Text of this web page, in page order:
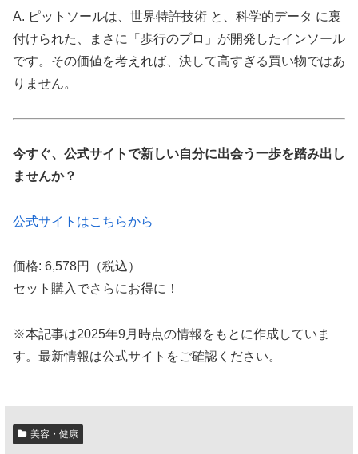
A. ピットソールは、世界特許技術 と、科学的データ に裏
付けられた、まさに「歩行のプロ」が開発したインソール
です。その価値を考えれば、決して高すぎる買い物ではあ
りません。
今すぐ、公式サイトで新しい自分に出会う一歩を踏み出し
ませんか？
公式サイトはこちらから
価格: 6,578円（税込）
セット購入でさらにお得に！
※本記事は2025年9月時点の情報をもとに作成していま
す。最新情報は公式サイトをご確認ください。
美容・健康